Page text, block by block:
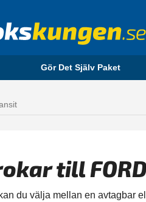
Gör Det Själv Paket
till
du välja mellan en avtagbar